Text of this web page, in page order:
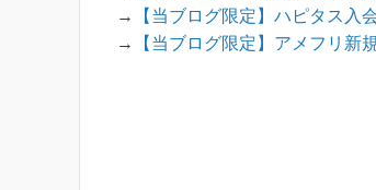
→
【当ブログ限定】ハピタス入
→
【当ブログ限定】アメフリ新